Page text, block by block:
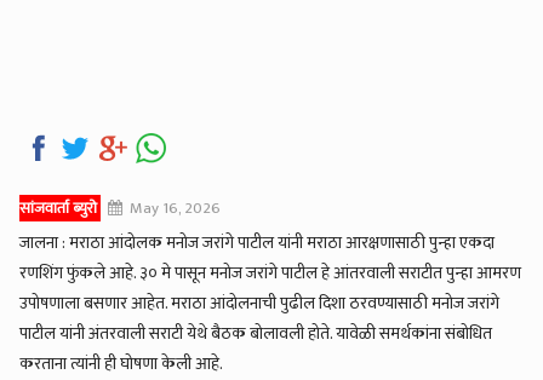
सांजवार्ता ब्युरो May 16, 2026
जालना : मराठा आंदोलक मनोज जरांगे पाटील यांनी मराठा आरक्षणासाठी पुन्हा एकदा
रणशिंग फुंकले आहे. ३० मे पासून मनोज जरांगे पाटील हे आंतरवाली सराटीत पुन्हा आमरण
उपोषणाला बसणार आहेत. मराठा आंदोलनाची पुढील दिशा ठरवण्यासाठी मनोज जरांगे
पाटील यांनी अंतरवाली सराटी येथे बैठक बोलावली होते. यावेळी समर्थकांना संबोधित
करताना त्यांनी ही घोषणा केली आहे.